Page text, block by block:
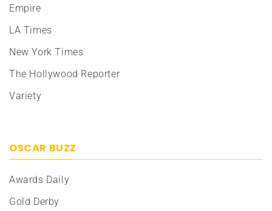
Empire
LA Times
New York Times
The Hollywood Reporter
Variety
OSCAR BUZZ
Awards Daily
Gold Derby